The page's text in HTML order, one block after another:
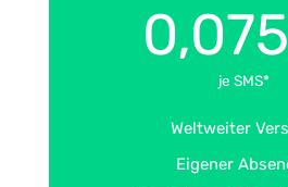
je SMS*
Weltweiter
Eigener